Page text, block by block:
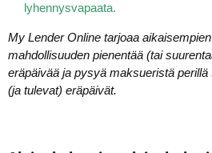
lyhennysvapaata.
My Lender Online tarjoaa
mahdollisuuden pienentää (tai
eräpäivää ja pysyä maksueristä
(ja tulevat) eräpäivät.